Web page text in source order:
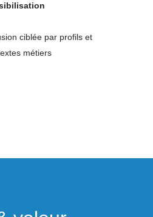
ciblée par profils et
métiers